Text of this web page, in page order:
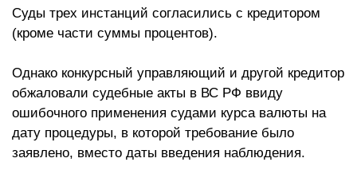
Суды трех инстанций согласились с кредитором
(кроме части суммы процентов).
Однако конкурсный управляющий и другой кредитор
обжаловали судебные акты в ВС РФ ввиду
ошибочного применения судами курса валюты на
дату процедуры, в которой требование было
заявлено, вместо даты введения наблюдения.